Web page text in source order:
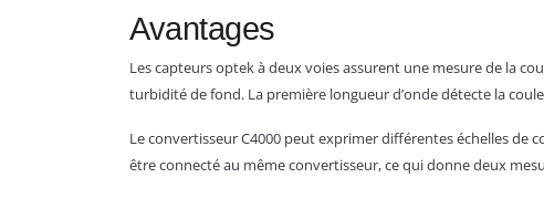
Avantages
Les capteurs optek à deux voies assurent une mesure de la
turbidité de fond. La première longueur d’onde détecte la
Le convertisseur C4000 peut exprimer différentes échelles
être connecté au même convertisseur, ce qui donne deux